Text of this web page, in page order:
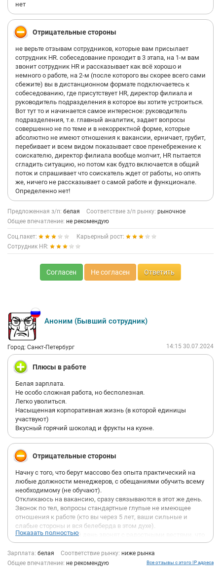
нет
Отрицательные стороны
не верьте отзывам сотрудников, которые вам присылает
сотрудник HR. собеседование проходит в 3 этапа, на 1-м вам
звонит сотрудник HR и рассказывает как всё хорошо и
немного о работе, на 2-м (после которого вы скорее всего сами
сбежите) вы в дистанционном формате подключаетесь к
собеседованию, где присутствует HR, директор филиала и
руководитель подразделения в которое вы хотите устроиться.
Вот тут то и начинается самое интересное: руководитель
подразделения, т.е. главный аналитик, задает вопросы
совершенно не по теме и в некорректной форме, которые
абсолютно не имеют отношения к вакансии, ерничает, грубит,
перебивает и всем видом показывает свое пренебрежение к
соискателю, директор филиала вообще молчит, HR пытается
сгладить ситуацию, но потом как будто включается в общий
поток и спрашивает что соискатель ждет от работы, но опять
же, ничего не рассказывает о самой работе и функционале.
Определенно нет!
Предложенная з/п: белая Соответствие з/п рынку: рыночное
Общее впечатление: не рекомендую
Соц.пакет:
Карьерный рост:
Сотрудник HR:
Согласен Не согласен Ответить
Аноним (Бывший сотрудник)
Город: Санкт-Петербург 14:15 30.07.2024
Плюсы в работе
Белая зарплата.
Не особо сложная работа, но бесполезная.
Легко уволиться.
Насыщенная корпоративная жизнь (в которой единицы
участвуют)
Вкусный горячий шоколад и фрукты на кухне.
Отрицательные стороны
Начну с того, что берут массово без опыта практический на
любые должности менеджеров, с обещаниями обучить всему
необходимому (не обучают).
Откликаюсь на вакансию, сразу связываются в этот же день.
Звонок по тел, вопросы стандартные глупые не имеющее
отношения к работе (кто вы через 5 лет, ваши сильные и
слабые стороны и вся белеберда в этом духе).
Далее на следующий день звонят с радостными вестями, что
тебя готовы посмотреть на следующем этапе.
Ремарка, в эти моменты ты не понимаешь, что очень яростно
создается видимость того, что компания крайне важная и на
Показать полностью
Зарплата: белая Соответствие рынку: ниже рынка
Общее впечатление: не рекомендую
Все отзывы с этого IP адреса